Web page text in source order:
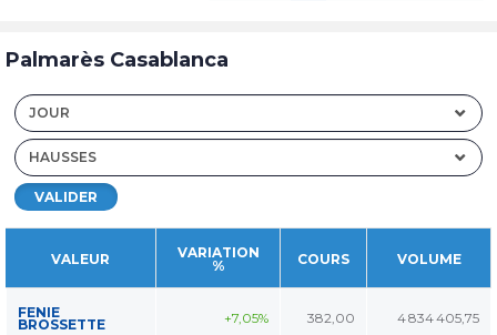
Palmarès Casablanca
JOUR
HAUSSES
VALIDER
VALEUR
VARIATION
%
COURS VOLUME
FENIE
BROSSETTE +7,05% 382,00 4 834 405,75